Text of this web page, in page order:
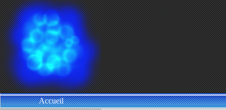
Accueil